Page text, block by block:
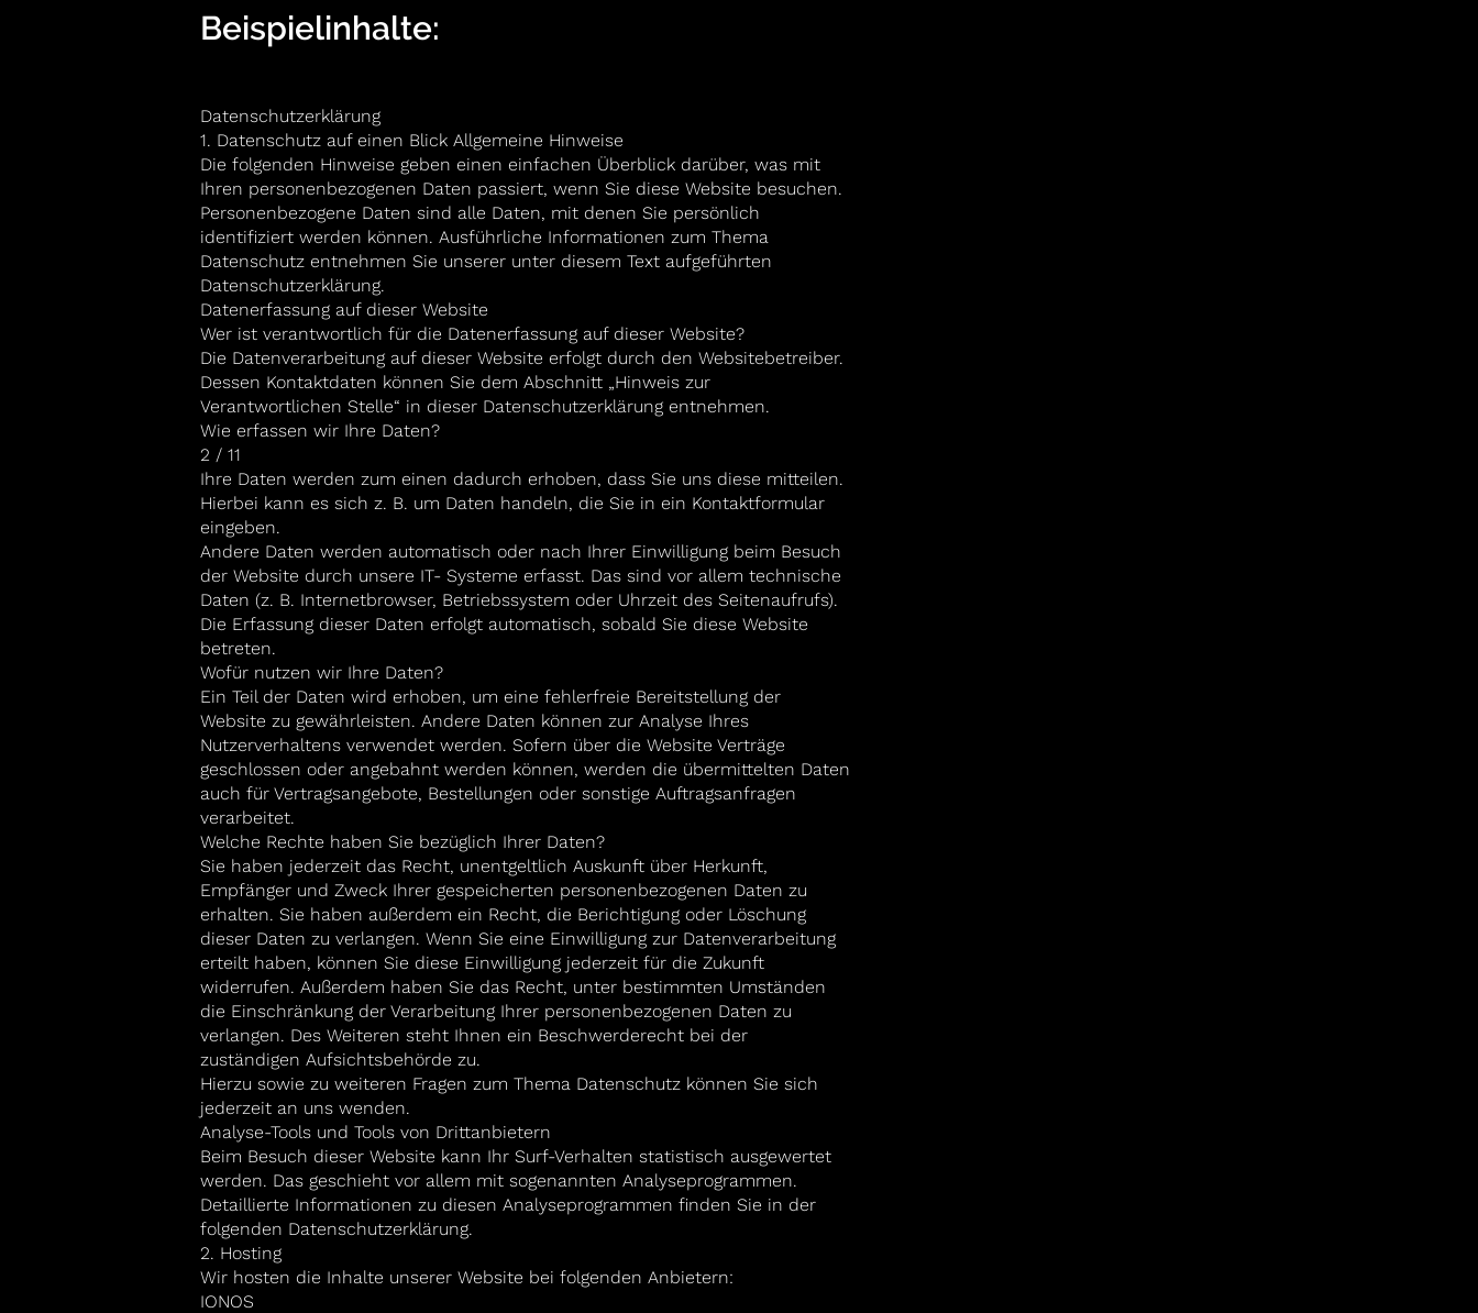
Beispielinhalte:
Datenschutzerklärung
1. Datenschutz auf einen Blick Allgemeine Hinweise
Die folgenden Hinweise geben einen einfachen Überblick darüber, was mit
Ihren personenbezogenen Daten passiert, wenn Sie diese Website besuchen.
Personenbezogene Daten sind alle Daten, mit denen Sie persönlich
identifiziert werden können. Ausführliche Informationen zum Thema
Datenschutz entnehmen Sie unserer unter diesem Text aufgeführten
Datenschutzerklärung.
Datenerfassung auf dieser Website
Wer ist verantwortlich für die Datenerfassung auf dieser Website?
Die Datenverarbeitung auf dieser Website erfolgt durch den Websitebetreiber.
Dessen Kontaktdaten können Sie dem Abschnitt „Hinweis zur
Verantwortlichen Stelle“ in dieser Datenschutzerklärung entnehmen.
Wie erfassen wir Ihre Daten?
2 / 11
Ihre Daten werden zum einen dadurch erhoben, dass Sie uns diese mitteilen.
Hierbei kann es sich z. B. um Daten handeln, die Sie in ein Kontaktformular
eingeben.
Andere Daten werden automatisch oder nach Ihrer Einwilligung beim Besuch
der Website durch unsere IT- Systeme erfasst. Das sind vor allem technische
Daten (z. B. Internetbrowser, Betriebssystem oder Uhrzeit des Seitenaufrufs).
Die Erfassung dieser Daten erfolgt automatisch, sobald Sie diese Website
betreten.
Wofür nutzen wir Ihre Daten?
Ein Teil der Daten wird erhoben, um eine fehlerfreie Bereitstellung der
Website zu gewährleisten. Andere Daten können zur Analyse Ihres
Nutzerverhaltens verwendet werden. Sofern über die Website Verträge
geschlossen oder angebahnt werden können, werden die übermittelten Daten
auch für Vertragsangebote, Bestellungen oder sonstige Auftragsanfragen
verarbeitet.
Welche Rechte haben Sie bezüglich Ihrer Daten?
Sie haben jederzeit das Recht, unentgeltlich Auskunft über Herkunft,
Empfänger und Zweck Ihrer gespeicherten personenbezogenen Daten zu
erhalten. Sie haben außerdem ein Recht, die Berichtigung oder Löschung
dieser Daten zu verlangen. Wenn Sie eine Einwilligung zur Datenverarbeitung
erteilt haben, können Sie diese Einwilligung jederzeit für die Zukunft
widerrufen. Außerdem haben Sie das Recht, unter bestimmten Umständen
die Einschränkung der Verarbeitung Ihrer personenbezogenen Daten zu
verlangen. Des Weiteren steht Ihnen ein Beschwerderecht bei der
zuständigen Aufsichtsbehörde zu.
Hierzu sowie zu weiteren Fragen zum Thema Datenschutz können Sie sich
jederzeit an uns wenden.
Analyse-Tools und Tools von Drittanbietern
Beim Besuch dieser Website kann Ihr Surf-Verhalten statistisch ausgewertet
werden. Das geschieht vor allem mit sogenannten Analyseprogrammen.
Detaillierte Informationen zu diesen Analyseprogrammen finden Sie in der
folgenden Datenschutzerklärung.
2. Hosting
Wir hosten die Inhalte unserer Website bei folgenden Anbietern:
IONOS